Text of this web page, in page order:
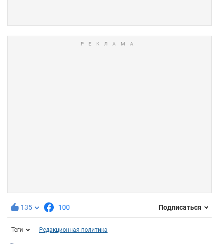
135 100 Подписаться
Теги Редакционная политика